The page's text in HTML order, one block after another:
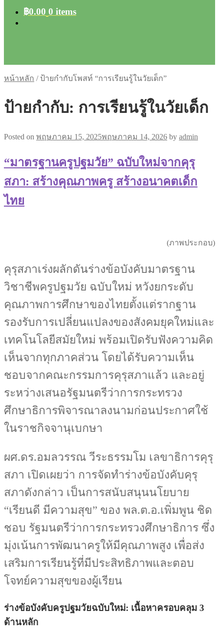
฿0.00 0 items
หน้าหลัก / ป้ายกำกับโพสท์ “การเรียนรู้ในวัยเด็ก”
ป้ายกำกับ: การเรียนรู้ในวัยเด็ก
Posted on พฤษภาคม 15, 2025พฤษภาคม 14, 2026 by admin
“มาตรฐานครูปฐมวัย” ฉบับใหม่จากคุรุ
สภา: สร้างคุณภาพครู สร้างอนาคตเด็ก
ไทย
(ภาพประกอบ)
คุรุสภาเร่งผลักดันร่างข้อบังคับมาตรฐาน
วิชาชีพครูปฐมวัย ฉบับใหม่ หวังยกระดับ
คุณภาพการศึกษาของไทยตั้งแต่รากฐาน
รองรับการเปลี่ยนแปลงของสังคมยุคใหม่และ
เทคโนโลยีสมัยใหม่ พร้อมเปิดรับฟังความคิด
เห็นจากทุกภาคส่วน โดยได้รับความเห็น
ชอบจากคณะกรรมการคุรุสภาแล้ว และอยู่
ระหว่างเสนอรัฐมนตรีว่าการกระทรวง
ศึกษาธิการพิจารณาลงนามก่อนประกาศใช้
ในราชกิจจานุเบกษา
ผศ.ดร.อมลวรรณ วีระธรรมโม เลขาธิการคุรุ
สภา เปิดเผยว่า การจัดทำร่างข้อบังคับคุรุ
สภาดังกล่าว เป็นการสนับสนุนนโยบาย
“เรียนดี มีความสุข” ของ พล.ต.อ.เพิ่มพูน ชิด
ชอบ รัฐมนตรีว่าการกระทรวงศึกษาธิการ ซึ่ง
มุ่งเน้นการพัฒนาครูให้มีคุณภาพสูง เพื่อส่ง
เสริมการเรียนรู้ที่มีประสิทธิภาพและตอบ
โจทย์ความสุขของผู้เรียน
ร่างข้อบังคับครูปฐมวัยฉบับใหม่: เนื้อหาครอบคลุม 3
ด้านหลัก